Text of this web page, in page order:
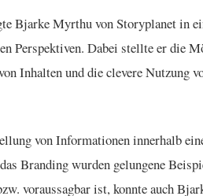
Bjarke Myrthu von Storyplanet in
Perspektiven. Dabei stellte er die
Inhalten und die clevere Nutzung
von Informationen innerhalb
Branding wurden gelungene
voraussagbar ist, konnte auch